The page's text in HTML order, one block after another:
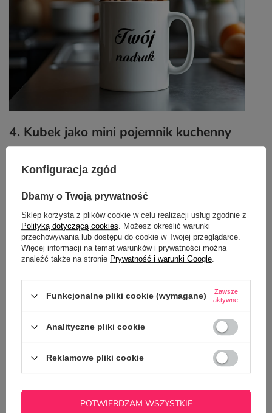
4. Kubek jako mini pojemnik kuchenny
kuchni jako pojemnik na sztućce, mieszadełka,
słomki wielorazowe czy drewniane łyżki. Dzięki
temu wszystkie drobiazgi są pod ręką, a kuchnia
zyskuje nietypową ozdobę. Kubek z dowolnym
nadrukiem może stać się ciekawą alternatywą dla
klasycznych pojemników, dodając przestrzeni
indywidualnego charakteru.
Wystarczy zamówić kubek według własnego
pomysłu, by dopasować go do wystroju kuchni lub
jadalni. To także świetna okazja, by wykorzystać
śmieszny kubek i wprowadzić odrobinę humoru do
Konfiguracja zgód
Dbamy o Twoją prywatność
Sklep korzysta z plików cookie w celu realizacji usług zgodnie z
Polityką dotyczącą cookies. Możesz określić warunki
przechowywania lub dostępu do cookie w Twojej przeglądarce.
Więcej informacji na temat warunków i prywatności można
znaleźć także na stronie Prywatność i warunki Google.
Funkcjonalne pliki cookie (wymagane)
Zawsze
aktywne
Analityczne pliki cookie
Reklamowe pliki cookie
POTWIERDZAM WSZYSTKIE